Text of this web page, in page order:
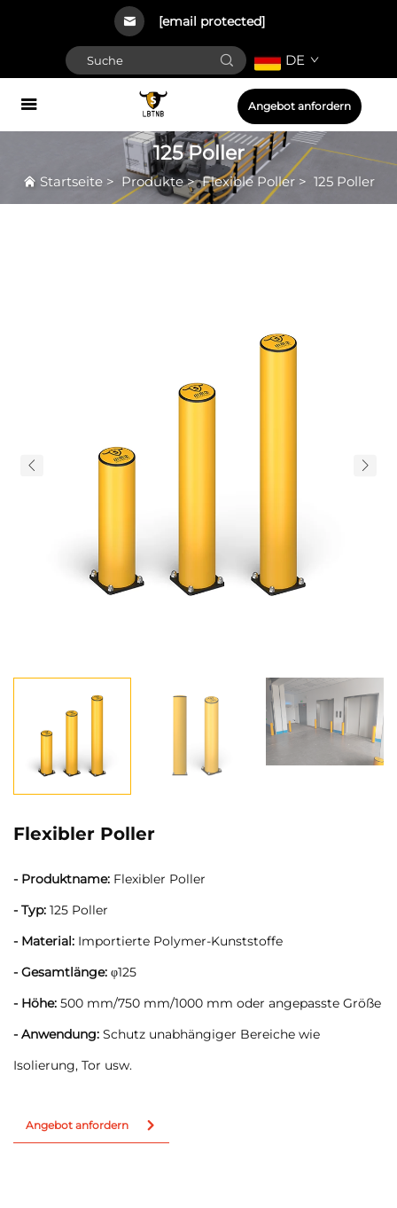
[email protected]
DE
Angebot anfordern
125 Poller
Startseite> Produkte>Flexible Poller> 125 Poller
Flexibler Poller
- Produktname: Flexibler Poller
- Typ: 125 Poller
- Material: Importierte Polymer-Kunststoffe
- Gesamtlänge: φ125
- Höhe: 500 mm/750 mm/1000 mm oder angepasste Größe
- Anwendung: Schutz unabhängiger Bereiche wie
Isolierung, Tor usw.
Angebot anfordern